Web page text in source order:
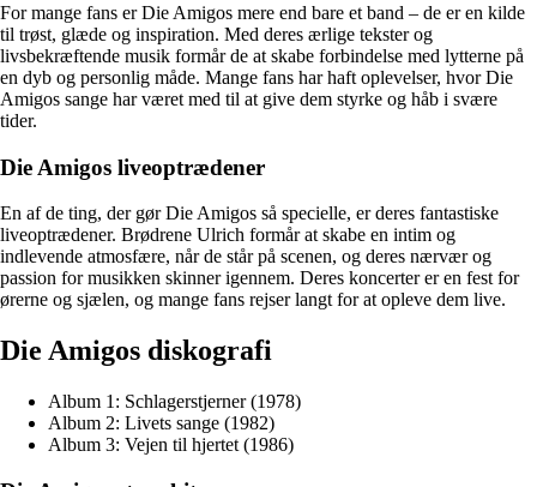
For mange fans er Die Amigos mere end bare et band – de er en kilde
til trøst, glæde og inspiration. Med deres ærlige tekster og
livsbekræftende musik formår de at skabe forbindelse med lytterne på
en dyb og personlig måde. Mange fans har haft oplevelser, hvor Die
Amigos sange har været med til at give dem styrke og håb i svære
tider.
Die Amigos liveoptrædener
En af de ting, der gør Die Amigos så specielle, er deres fantastiske
liveoptrædener. Brødrene Ulrich formår at skabe en intim og
indlevende atmosfære, når de står på scenen, og deres nærvær og
passion for musikken skinner igennem. Deres koncerter er en fest for
ørerne og sjælen, og mange fans rejser langt for at opleve dem live.
Die Amigos diskografi
Album 1: Schlagerstjerner (1978)
Album 2: Livets sange (1982)
Album 3: Vejen til hjertet (1986)